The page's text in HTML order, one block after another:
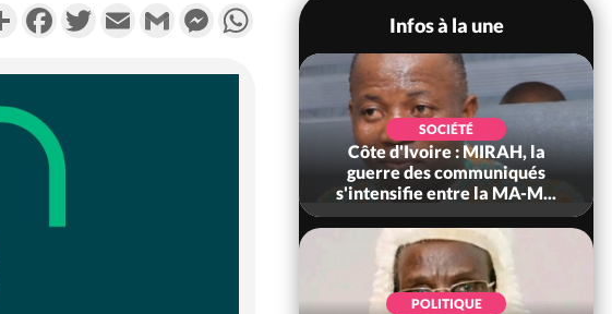
PartagerFacebookTwitterEmail Gmail MessengerWhatsApp
Infos à la une
Côte d'Ivoire : Man, deux
personnes périssent dans un
SOCIÉTÉ
Côte d'Ivoire : MIRAH, la
guerre des communiqués
s'intensifie entre la MA-M...
POLITIQUE